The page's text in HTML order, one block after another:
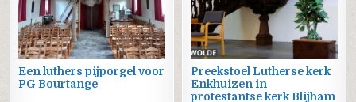
Een luthers pijporgel voor
PG Bourtange
Preekstoel Lutherse kerk
Enkhuizen in
protestantse kerk Blijham